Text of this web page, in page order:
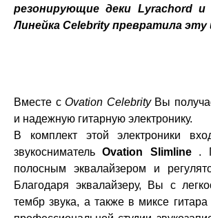
резонирующие деки Lyrachord
Линейка Celebrity превратила
Вместе сOvation CelebrityВы
и надежную гитарную электронику.
В комплект этой электроники
звукоснимательOvation Slimline.
полосным эквалайзером и
Благодаря эквалайзеру, Вы с
тембр звука, а также в миксе гитара